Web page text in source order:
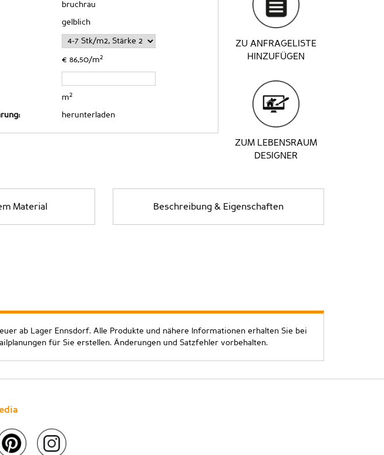
bruchrau
gelblich
€ 86,50/m2
m2
herunterladen
ZU ANFRAGELISTE
HINZUFÜGEN
ZUM LEBENSRAUM
DESIGNER
Material Beschreibung & Eigenschaften
ab Lager Ennsdorf. Alle Produkte und nähere Informationen erhalten Sie bei
für Sie erstellen. Änderungen und Satzfehler vorbehalten.